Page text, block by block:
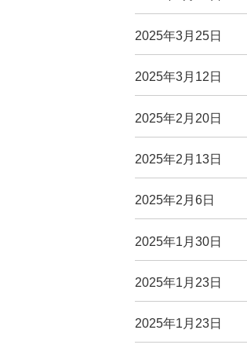
2025年3月25日
2025年3月12日
2025年2月20日
2025年2月13日
2025年2月6日
2025年1月30日
2025年1月23日
2025年1月23日